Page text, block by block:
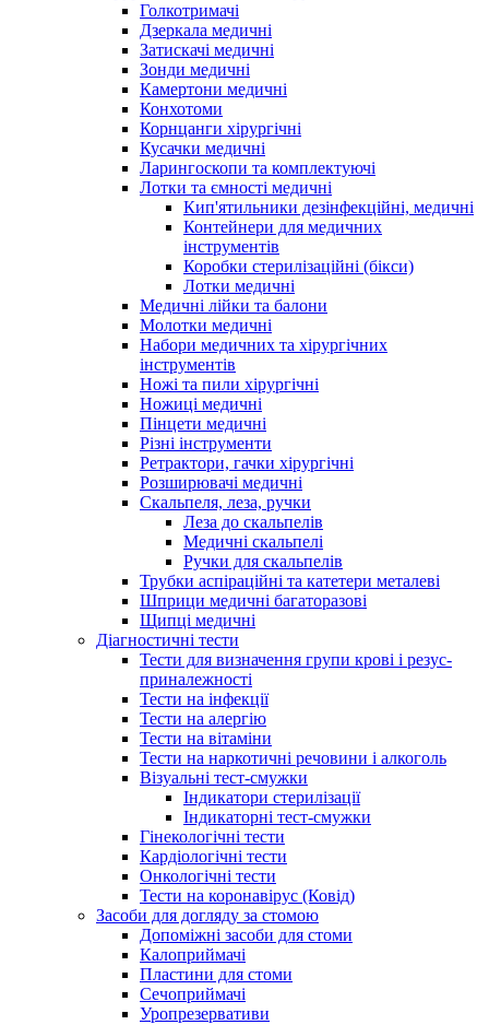
Голкотримачі
Дзеркала медичні
Затискачі медичні
Зонди медичні
Камертони медичні
Конхотоми
Корнцанги хірургічні
Кусачки медичні
Ларингоскопи та комплектуючі
Лотки та ємності медичні
Кип'ятильники дезінфекційні, медичні
Контейнери для медичних
інструментів
Коробки стерилізаційні (бікси)
Лотки медичні
Медичні лійки та балони
Молотки медичні
Набори медичних та хірургічних
інструментів
Ножі та пили хірургічні
Ножиці медичні
Пінцети медичні
Різні інструменти
Ретрактори, гачки хірургічні
Розширювачі медичні
Скальпеля, леза, ручки
Леза до скальпелів
Медичні скальпелі
Ручки для скальпелів
Трубки аспіраційні та катетери металеві
Шприци медичні багаторазові
Щипці медичні
Діагностичні тести
Тести для визначення групи крові і резус-
приналежності
Тести на інфекції
Тести на алергію
Тести на вітаміни
Тести на наркотичні речовини і алкоголь
Візуальні тест-смужки
Індикатори стерилізації
Індикаторні тест-смужки
Гінекологічні тести
Кардіологічні тести
Онкологічні тести
Тести на коронавірус (Ковід)
Засоби для догляду за стомою
Допоміжні засоби для стоми
Калоприймачі
Пластини для стоми
Сечоприймачі
Уропрезервативи